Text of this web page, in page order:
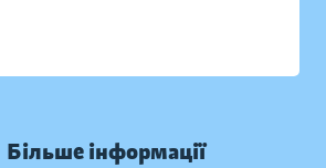
Більше інформації